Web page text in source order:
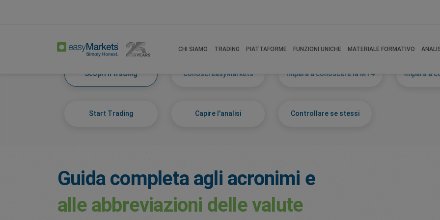
CHI SIAMO TRADING PIATTAFORME FUNZIONI UNICHE MATERIALE FORMATIVO
Scopri il trading Conosci easyMarkets Impara a conoscere la MT4 Impara a
Start Trading Capire l'analisi Controllare se stessi
Guida completa agli acronimi e
alle abbreviazioni delle valute